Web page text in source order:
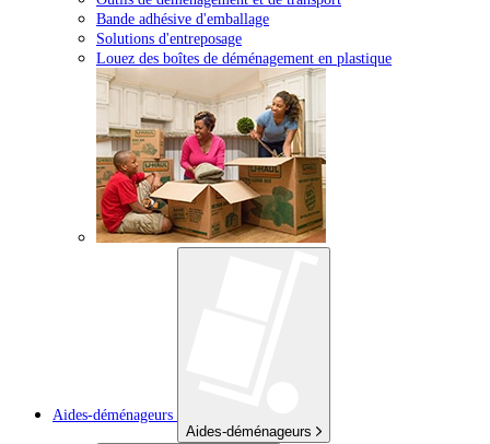
Bande adhésive d'emballage
Solutions d'entreposage
Louez des boîtes de déménagement en plastique
Aides-déménageurs
Aides-déménageurs